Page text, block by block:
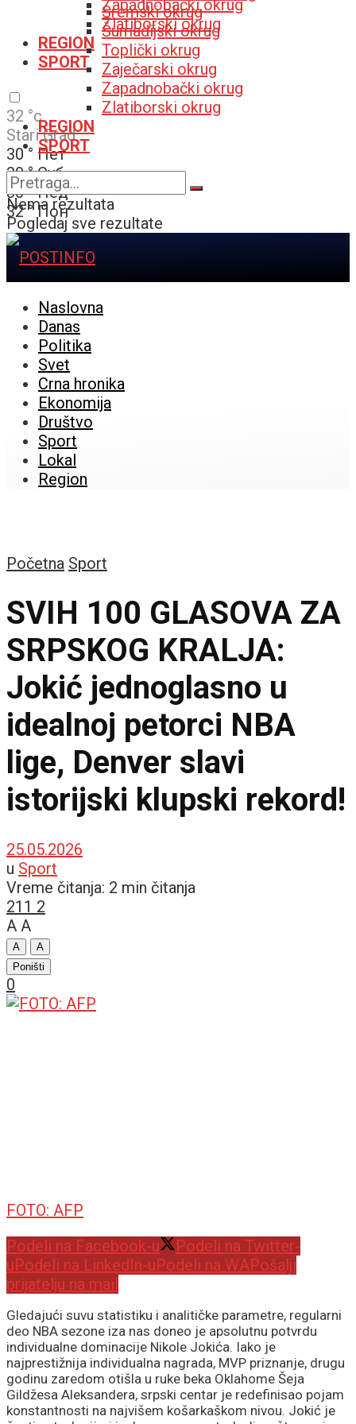
Zapadnobački okrug
Zlatiborski okrug
REGION
SPORT
32 °c
Stari Grad
30 ° Пет
30 ° Суб
30 ° Нед
32 ° Пон
Sremski okrug
Šumadijski okrug
Toplički okrug
Zaječarski okrug
Zapadnobački okrug
Zlatiborski okrug
REGION
SPORT
Nema rezultata
Pogledaj sve rezultate
Naslovna
Danas
Politika
Svet
Crna hronika
Ekonomija
Društvo
Sport
Lokal
Region
Početna Sport
SVIH 100 GLASOVA ZA
SRPSKOG KRALJA:
Jokić jednoglasno u
idealnoj petorci NBA
lige, Denver slavi
istorijski klupski rekord!
25.05.2026
u Sport
Vreme čitanja: 2 min čitanja
211 2
A A
A
A
Poništi
0
FOTO: AFP
Podeli na Facebook-u
Podeli na Twitter-
uPodeli na LinkedIn-uPodeli na WAPošalji
prijatelju na mail
Gledajući suvu statistiku i analitičke parametre, regularni
deo NBA sezone iza nas doneo je apsolutnu potvrdu
individualne dominacije Nikole Jokića. Iako je
najprestižnija individualna nagrada, MVP priznanje, drugu
godinu zaredom otišla u ruke beka Oklahome Šeja
Gildžesa Aleksandera, srpski centar je redefinisao pojam
konstantnosti na najvišem košarkaškom nivou. Jokić je